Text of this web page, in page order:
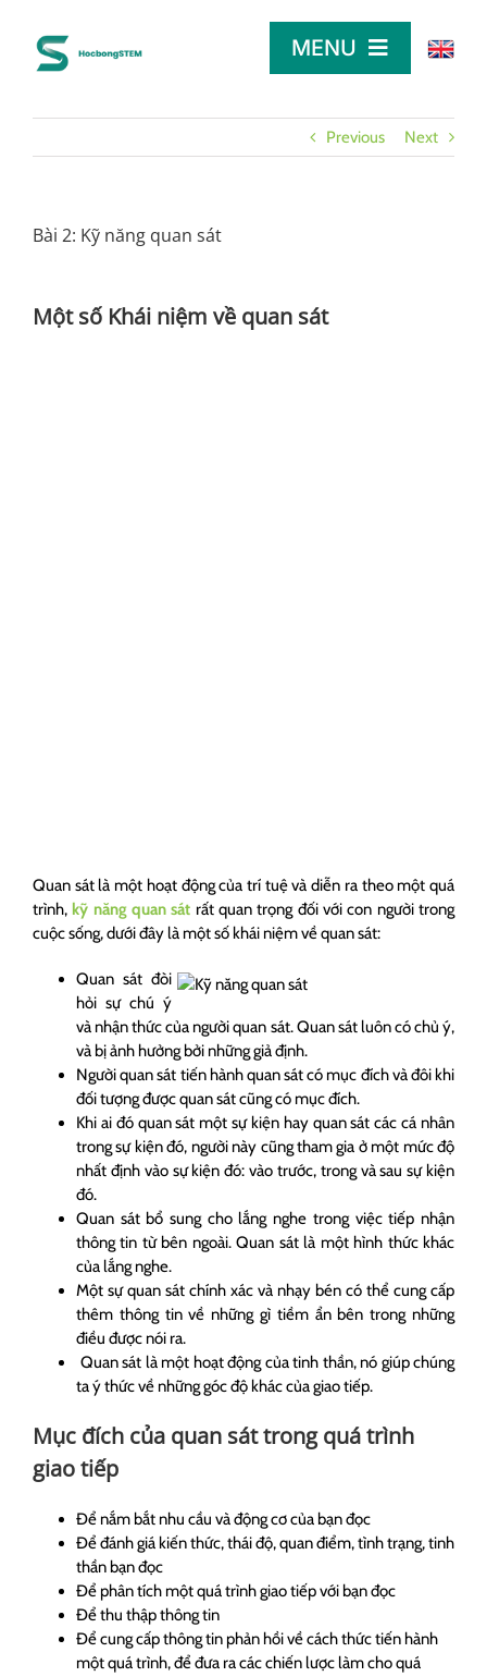
content
MENU
Previous Next
Bài 2: Kỹ năng quan sát
Một số Khái niệm về quan sát
Quan sát là một hoạt động của trí tuệ và diễn ra theo một quá
trình, kỹ năng quan sát rất quan trọng đối với con người trong
cuộc sống, dưới đây là một số khái niệm về quan sát:
Quan sát đòi
hỏi sự chú ý
và nhận thức của người quan sát. Quan sát luôn có chủ ý,
và bị ảnh hưởng bởi những giả định.
Người quan sát tiến hành quan sát có mục đích và đôi khi
đối tượng được quan sát cũng có mục đích.
Khi ai đó quan sát một sự kiện hay quan sát các cá nhân
trong sự kiện đó, người này cũng tham gia ở một mức độ
nhất định vào sự kiện đó: vào trước, trong và sau sự kiện
đó.
Quan sát bổ sung cho lắng nghe trong việc tiếp nhận
thông tin từ bên ngoài. Quan sát là một hình thức khác
của lắng nghe.
Một sự quan sát chính xác và nhạy bén có thể cung cấp
thêm thông tin về những gì tiềm ẩn bên trong những
điều được nói ra.
Quan sát là một hoạt động của tinh thần, nó giúp chúng
ta ý thức về những góc độ khác của giao tiếp.
Mục đích của quan sát trong quá trình
giao tiếp
Để nắm bắt nhu cầu và động cơ của bạn đọc
Để đánh giá kiến thức, thái độ, quan điểm, tình trạng, tinh
thần bạn đọc
Để phân tích một quá trình giao tiếp với bạn đọc
Để thu thập thông tin
Để cung cấp thông tin phản hồi về cách thức tiến hành
một quá trình, để đưa ra các chiến lược làm cho quá